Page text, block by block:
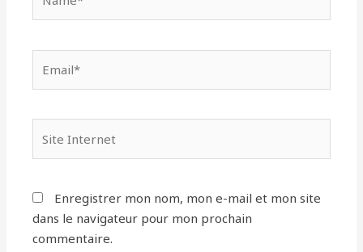
Internet
Enregistrer mon nom, mon e-mail et mon site
dans le navigateur pour mon prochain
commentaire.